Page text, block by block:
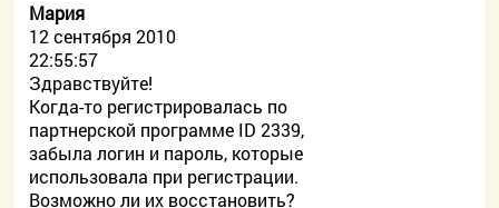
Мария
12 сентября 2010
22:55:57
Здравствуйте!
Когда-то регистрировалась по
партнерской программе ID 2339,
забыла логин и пароль, которые
использовала при регистрации.
Возможно ли их восстановить?